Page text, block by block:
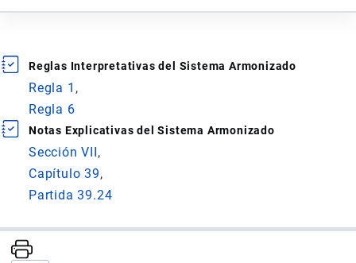
Reglas Interpretativas del Sistema Armonizado
Regla 1
Regla 6
Notas Explicativas del Sistema Armonizado
Sección VII
Capítulo 39
Partida 39.24